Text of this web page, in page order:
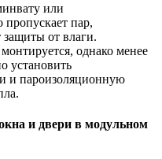
или
пар,
защиты от влаги.
однако менее
установить
и пароизоляционную
и двери в модульном